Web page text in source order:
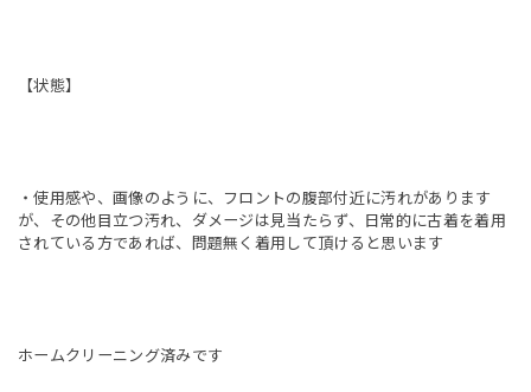
【状態】
・使用感や、画像のように、フロントの腹部付近に汚れがあります
が、その他目立つ汚れ、ダメージは見当たらず、日常的に古着を着用
されている方であれば、問題無く着用して頂けると思います
ホームクリーニング済みです